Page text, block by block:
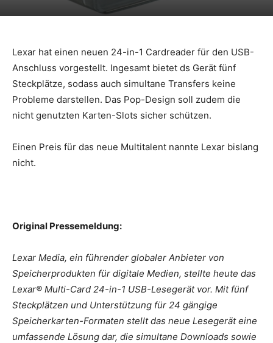
Lexar hat einen neuen 24-in-1 Cardreader für den USB-
Anschluss vorgestellt. Ingesamt bietet ds Gerät fünf
Steckplätze, sodass auch simultane Transfers keine
Probleme darstellen. Das Pop-Design soll zudem die
nicht genutzten Karten-Slots sicher schützen.
Einen Preis für das neue Multitalent nannte Lexar bislang
nicht.
Original Pressemeldung:
Lexar Media, ein führender globaler Anbieter von
Speicherprodukten für digitale Medien, stellte heute das
Lexar® Multi-Card 24-in-1 USB-Lesegerät vor. Mit fünf
Steckplätzen und Unterstützung für 24 gängige
Speicherkarten-Formaten stellt das neue Lesegerät eine
umfassende Lösung dar, die simultane Downloads sowie